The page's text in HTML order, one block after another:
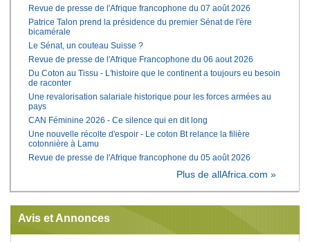
Revue de presse de l'Afrique francophone du 07 août 2026
Patrice Talon prend la présidence du premier Sénat de l'ère
bicamérale
Le Sénat, un couteau Suisse ?
Revue de presse de l'Afrique Francophone du 06 aout 2026
Du Coton au Tissu - L'histoire que le continent a toujours eu besoin
de raconter
Une revalorisation salariale historique pour les forces armées au
pays
CAN Féminine 2026 - Ce silence qui en dit long
Une nouvelle récolte d'espoir - Le coton Bt relance la filière
cotonnière à Lamu
Revue de presse de l'Afrique francophone du 05 août 2026
Plus de allAfrica.com »
Avis et Annonces